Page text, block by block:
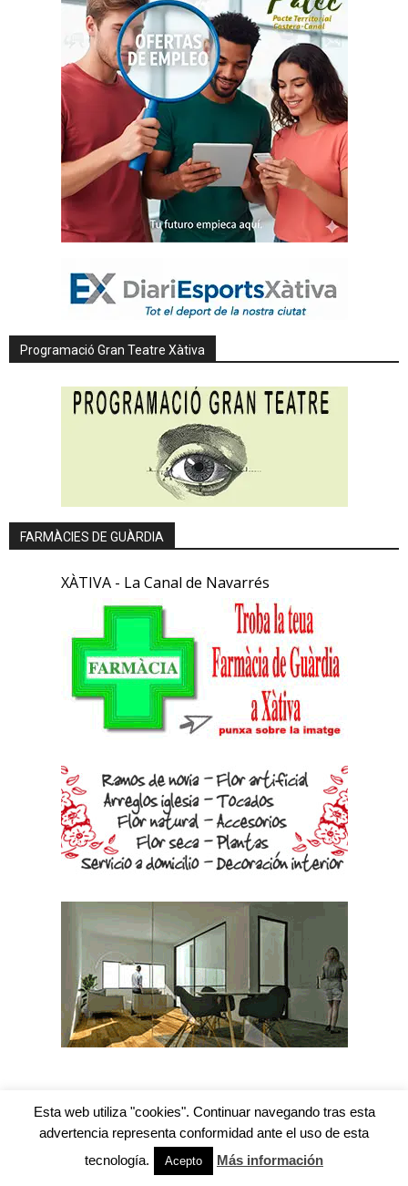
Programació Gran Teatre Xàtiva
FARMÀCIES DE GUÀRDIA
XÀTIVA - La Canal de Navarrés
Esta web utiliza "cookies". Continuar navegando tras esta
advertencia representa conformidad ante el uso de esta
tecnología.
Acepto Más información